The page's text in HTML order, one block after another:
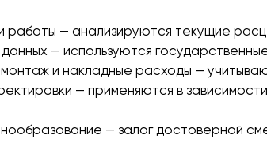
— анализируются текущие
— используются
и накладные расходы —
— применяются в
— залог достоверной